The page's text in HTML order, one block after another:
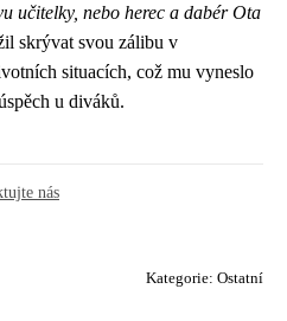
učitelky, nebo herec a dabér Ota
skrývat svou zálibu v
situacích, což mu vyneslo
u diváků.
nás
Kategorie: Ostatní